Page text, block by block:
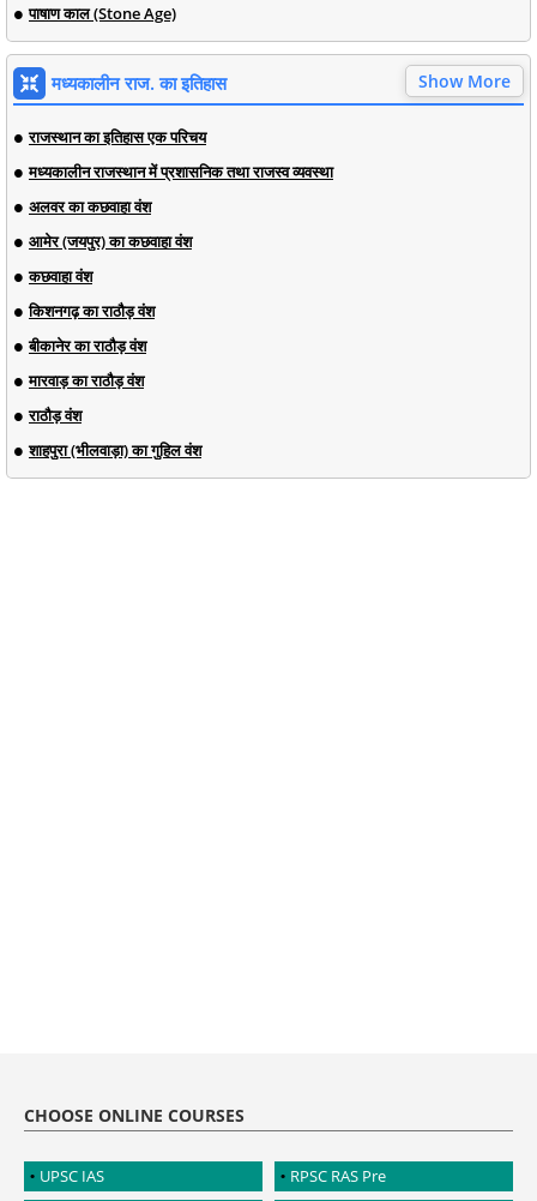
पाषाण काल (Stone Age)
मध्यकालीन राज. का इतिहास Show More
राजस्थान का इतिहास एक परिचय
मध्यकालीन राजस्थान में प्रशासनिक तथा राजस्व व्यवस्था
अलवर का कछवाहा वंश
आमेर (जयपुर) का कछवाहा वंश
कछवाहा वंश
किशनगढ़ का राठौड़ वंश
बीकानेर का राठौड़ वंश
मारवाड़ का राठौड़ वंश
राठौड़ वंश
शाहपुरा (भीलवाड़ा) का गुहिल वंश
CHOOSE ONLINE COURSES
UPSC IAS
RPSC RAS Pre